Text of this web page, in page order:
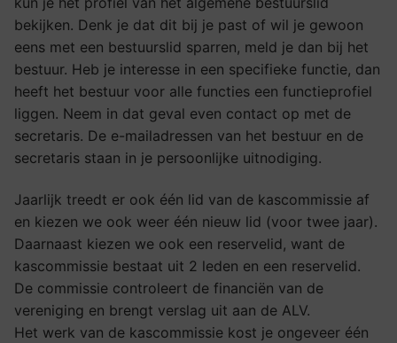
bekijken. Denk je dat dit bij je past of wil je gewoon
eens met een bestuurslid sparren, meld je dan bij het
bestuur. Heb je interesse in een specifieke functie, dan
heeft het bestuur voor alle functies een functieprofiel
liggen. Neem in dat geval even contact op met de
secretaris. De e-mailadressen van het bestuur en de
secretaris staan in je persoonlijke uitnodiging.
Jaarlijk treedt er ook één lid van de kascommissie af
en kiezen we ook weer één nieuw lid (voor twee jaar).
Daarnaast kiezen we ook een reservelid, want de
kascommissie bestaat uit 2 leden en een reservelid.
De commissie controleert de financiën van de
vereniging en brengt verslag uit aan de ALV.
Het werk van de kascommissie kost je ongeveer één